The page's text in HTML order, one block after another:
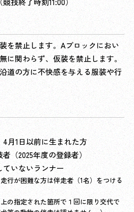
を禁止します。Aブロックにおい
に関わらず、仮装を禁止します。
道の方に不快感を与える服装や行
4月1日以前に生まれた方
（2025年度の登録者）
いないランナー
が困難な方は伴走者（1名）をつける
の指定された箇所で１回に限り交代で